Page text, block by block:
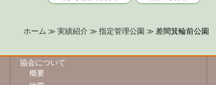
ホーム 実績紹介 指定管理公園 差間箕輪前公園
協会について
概要